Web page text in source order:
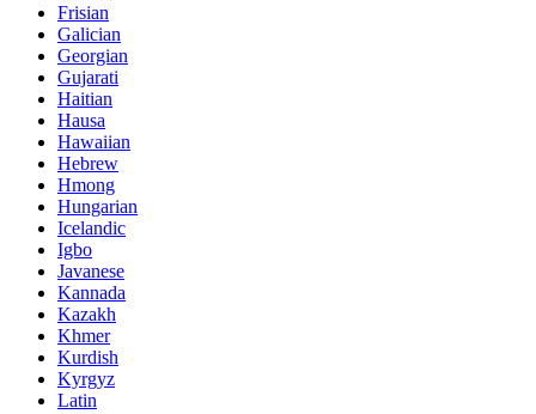
Frisian
Galician
Georgian
Gujarati
Haitian
Hausa
Hawaiian
Hebrew
Hmong
Hungarian
Icelandic
Igbo
Javanese
Kannada
Kazakh
Khmer
Kurdish
Kyrgyz
Latin